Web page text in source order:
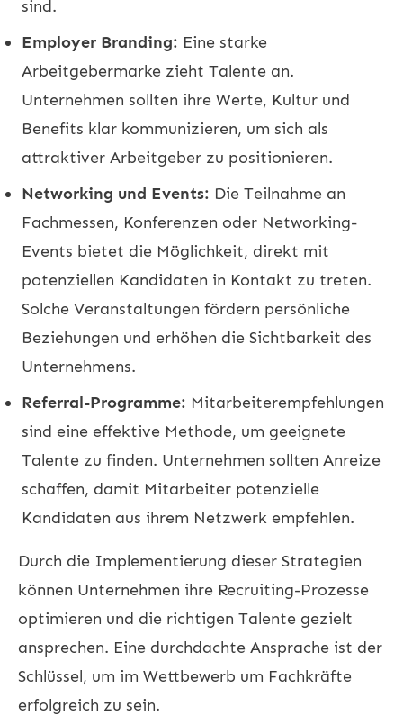
sind.
Employer Branding: Eine starke
Arbeitgebermarke zieht Talente an.
Unternehmen sollten ihre Werte, Kultur und
Benefits klar kommunizieren, um sich als
attraktiver Arbeitgeber zu positionieren.
Networking und Events: Die Teilnahme an
Fachmessen, Konferenzen oder Networking-
Events bietet die Möglichkeit, direkt mit
potenziellen Kandidaten in Kontakt zu treten.
Solche Veranstaltungen fördern persönliche
Beziehungen und erhöhen die Sichtbarkeit des
Unternehmens.
Referral-Programme: Mitarbeiterempfehlungen
sind eine effektive Methode, um geeignete
Talente zu finden. Unternehmen sollten Anreize
schaffen, damit Mitarbeiter potenzielle
Kandidaten aus ihrem Netzwerk empfehlen.
Durch die Implementierung dieser Strategien
können Unternehmen ihre Recruiting-Prozesse
optimieren und die richtigen Talente gezielt
ansprechen. Eine durchdachte Ansprache ist der
Schlüssel, um im Wettbewerb um Fachkräfte
erfolgreich zu sein.